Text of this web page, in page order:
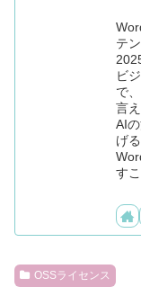
テ
ビ
で
言
AI
げ
す
OSSライセンス